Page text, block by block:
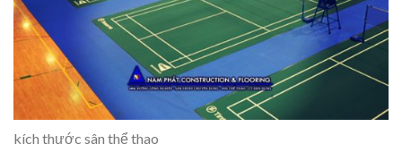
kích thước sân thể thao